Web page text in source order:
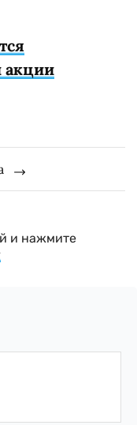
акции
и нажмите